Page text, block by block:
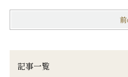
記事一覧